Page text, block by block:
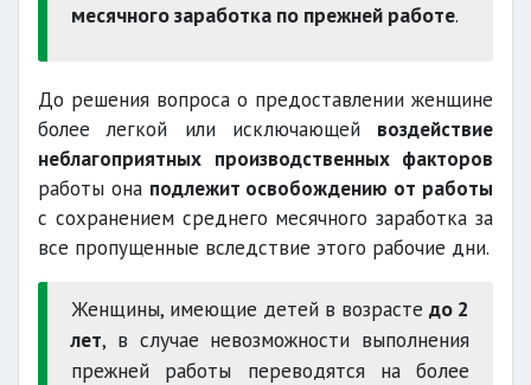
месячного заработка по прежней работе.
До решения вопроса о предоставлении женщине
более легкой или исключающей воздействие
неблагоприятных производственных факторов
работы она подлежит освобождению от работы
с сохранением среднего месячного заработка за
все пропущенные вследствие этого рабочие дни.
Женщины, имеющие детей в возрасте до 2
лет, в случае невозможности выполнения
прежней работы переводятся на более